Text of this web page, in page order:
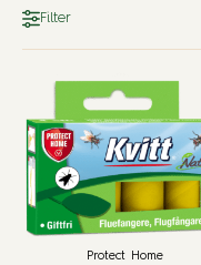
Filter
Protect Home